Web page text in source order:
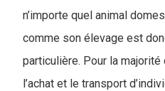
n’importe quel animal
comme son élevage est
particulière. Pour la
l’achat et le transport